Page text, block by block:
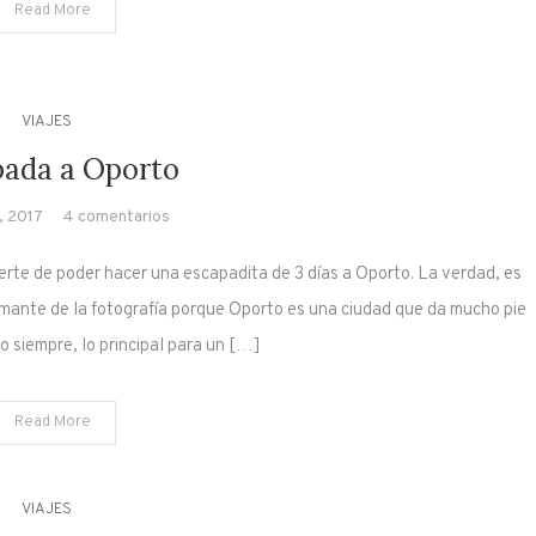
Read More
VIAJES
a Oporto
2017 4 comentariosen
a
Oporto
de poder hacer una escapadita de 3 días a Oporto. La verdad, es
de la fotografía porque Oporto es una ciudad que da mucho pie
siempre, lo principal para un […]
Read More
VIAJES